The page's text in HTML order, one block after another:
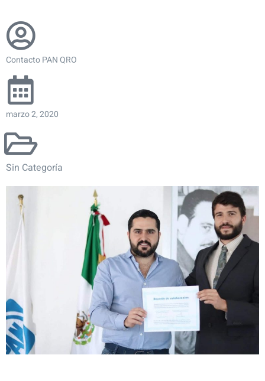
Contacto PAN QRO
marzo 2, 2020
Sin Categoría